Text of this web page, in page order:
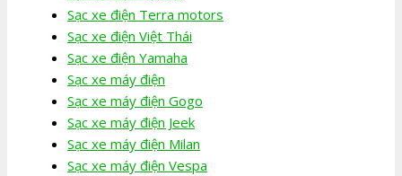
Sạc xe điện Terra motors
Sạc xe điện Việt Thái
Sạc xe điện Yamaha
Sạc xe máy điện
Sạc xe máy điện Gogo
Sạc xe máy điện Jeek
Sạc xe máy điện Milan
Sạc xe máy điện Vespa